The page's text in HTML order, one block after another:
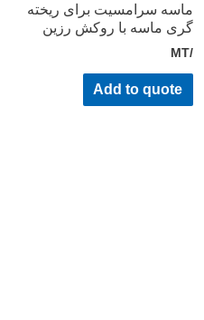
ماسه سرامسیت برای ریخته
گری ماسه با روکش رزین
Add to quote